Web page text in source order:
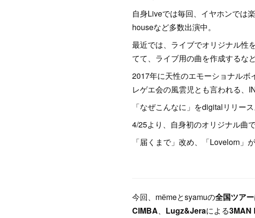
自身Liveでは毎回、イヤホンでは
houseなど多数出演中。
最近では、ライブでオリジナル性
てて、ライブ用の曲を作成するな
2017年に天性のエモーショナルボ
レゲエ会の風雲児とも言われる、
「なぜこんなに」をdigitalリリース
4/25より、自身初のオリジナル曲
「届くまで」改め、「Lovelorn」
今回、mёmeとsyamuの全国ツアー
CIMBA、 Lugz&Jeraによる3MAN